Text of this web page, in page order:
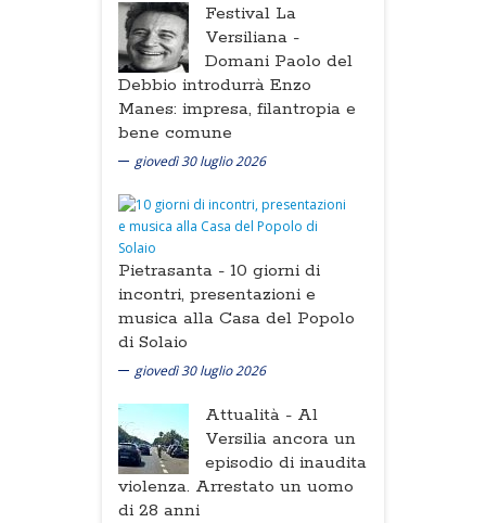
Festival La
Versiliana -
Domani Paolo del
Debbio introdurrà Enzo
Manes: impresa, filantropia e
bene comune
giovedì 30 luglio 2026
Pietrasanta - 10 giorni di
incontri, presentazioni e
musica alla Casa del Popolo
di Solaio
giovedì 30 luglio 2026
Attualità - Al
Versilia ancora un
episodio di inaudita
violenza. Arrestato un uomo
di 28 anni